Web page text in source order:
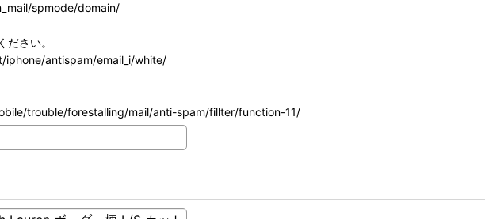
spmode/domain/
さい。
antispam/email_i/white/
trouble/forestalling/mail/anti-spam/fillter/function-11/